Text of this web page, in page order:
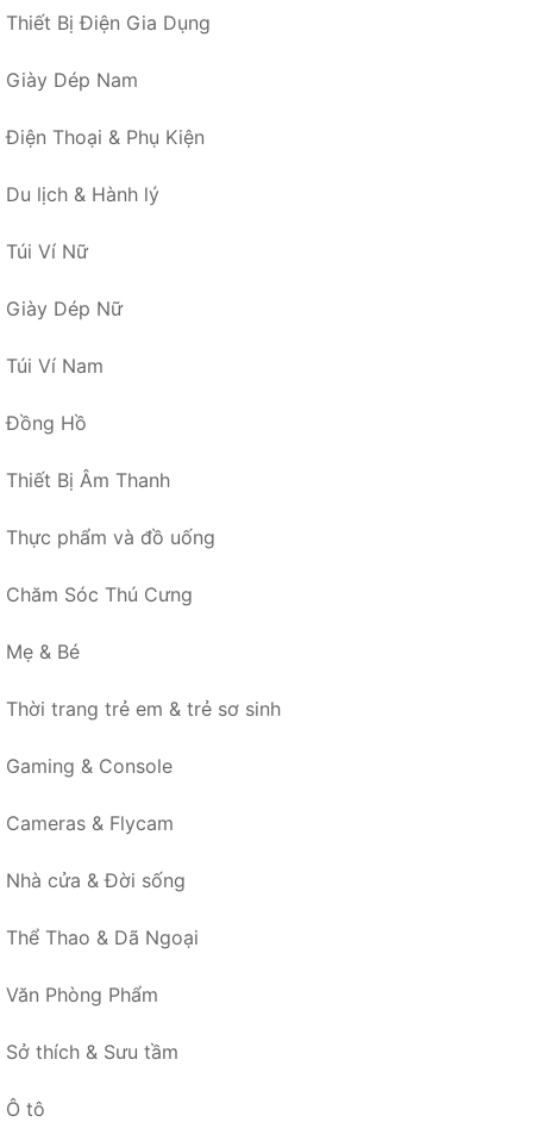
Thiết Bị Điện Gia Dụng
Giày Dép Nam
Điện Thoại & Phụ Kiện
Du lịch & Hành lý
Túi Ví Nữ
Giày Dép Nữ
Túi Ví Nam
Đồng Hồ
Thiết Bị Âm Thanh
Thực phẩm và đồ uống
Chăm Sóc Thú Cưng
Mẹ & Bé
Thời trang trẻ em & trẻ sơ sinh
Gaming & Console
Cameras & Flycam
Nhà cửa & Đời sống
Thể Thao & Dã Ngoại
Văn Phòng Phẩm
Sở thích & Sưu tầm
Ô tô